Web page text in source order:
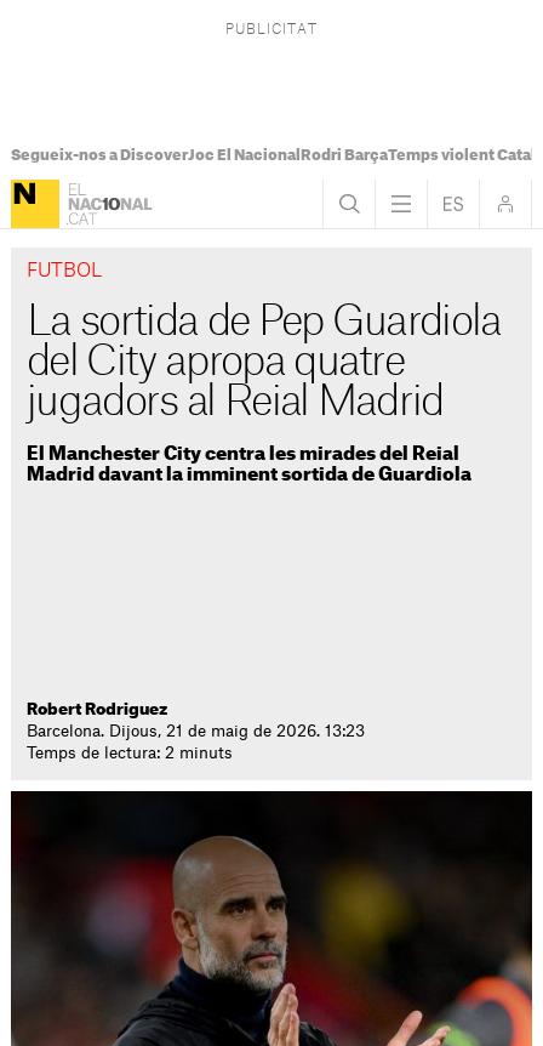
Segueix-nos a DiscoverJoc El Nacional Rodri BarçaTemps violent
FUTBOL
La sortida de Pep Guardiola
del City apropa quatre
jugadors al Reial Madrid
El Manchester City centra les mirades del Reial
Madrid davant la imminent sortida de Guardiola
Robert Rodriguez
Barcelona. Dijous, 21 de maig de 2026. 13:23
Temps de lectura: 2 minuts